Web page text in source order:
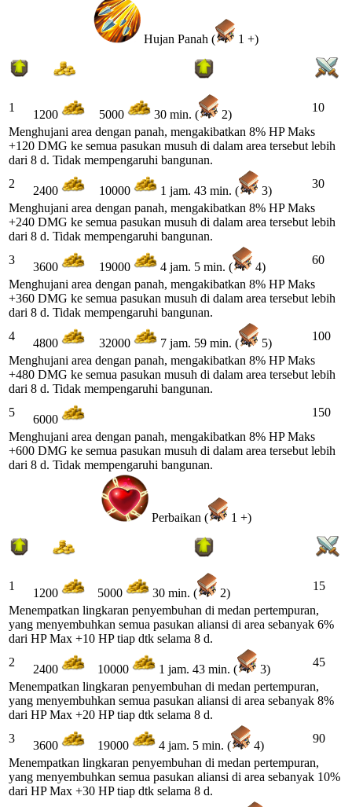
Hujan Panah ( 1 +)
1
1200 5000 30 min. ( 2)
10
Menghujani area dengan panah, mengakibatkan 8% HP Maks
+120 DMG ke semua pasukan musuh di dalam area tersebut lebih
dari 8 d. Tidak mempengaruhi bangunan.
2
2400 10000 1 jam. 43 min. ( 3)
30
Menghujani area dengan panah, mengakibatkan 8% HP Maks
+240 DMG ke semua pasukan musuh di dalam area tersebut lebih
dari 8 d. Tidak mempengaruhi bangunan.
3
3600 19000 4 jam. 5 min. ( 4)
60
Menghujani area dengan panah, mengakibatkan 8% HP Maks
+360 DMG ke semua pasukan musuh di dalam area tersebut lebih
dari 8 d. Tidak mempengaruhi bangunan.
4
4800 32000 7 jam. 59 min. ( 5)
100
Menghujani area dengan panah, mengakibatkan 8% HP Maks
+480 DMG ke semua pasukan musuh di dalam area tersebut lebih
dari 8 d. Tidak mempengaruhi bangunan.
5
6000
150
Menghujani area dengan panah, mengakibatkan 8% HP Maks
+600 DMG ke semua pasukan musuh di dalam area tersebut lebih
dari 8 d. Tidak mempengaruhi bangunan.
Perbaikan ( 1 +)
1
1200 5000 30 min. ( 2)
15
Menempatkan lingkaran penyembuhan di medan pertempuran,
yang menyembuhkan semua pasukan aliansi di area sebanyak 6%
dari HP Max +10 HP tiap dtk selama 8 d.
2
2400 10000 1 jam. 43 min. ( 3)
45
Menempatkan lingkaran penyembuhan di medan pertempuran,
yang menyembuhkan semua pasukan aliansi di area sebanyak 8%
dari HP Max +20 HP tiap dtk selama 8 d.
3
3600 19000 4 jam. 5 min. ( 4)
90
Menempatkan lingkaran penyembuhan di medan pertempuran,
yang menyembuhkan semua pasukan aliansi di area sebanyak 10%
dari HP Max +30 HP tiap dtk selama 8 d.